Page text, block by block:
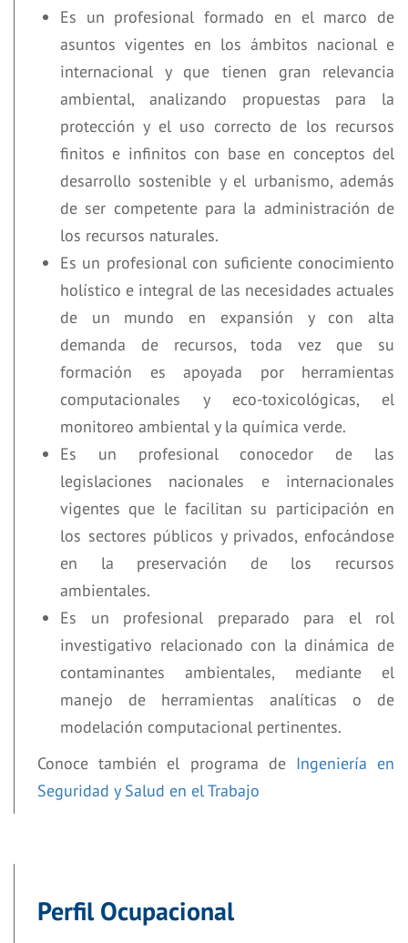
Es un profesional formado en el marco de
asuntos vigentes en los ámbitos nacional e
internacional y que tienen gran relevancia
ambiental, analizando propuestas para la
protección y el uso correcto de los recursos
finitos e infinitos con base en conceptos del
desarrollo sostenible y el urbanismo, además
de ser competente para la administración de
los recursos naturales.
Es un profesional con suficiente conocimiento
holístico e integral de las necesidades actuales
de un mundo en expansión y con alta
demanda de recursos, toda vez que su
formación es apoyada por herramientas
computacionales y eco-toxicológicas, el
monitoreo ambiental y la química verde.
Es un profesional conocedor de las
legislaciones nacionales e internacionales
vigentes que le facilitan su participación en
los sectores públicos y privados, enfocándose
en la preservación de los recursos
ambientales.
Es un profesional preparado para el rol
investigativo relacionado con la dinámica de
contaminantes ambientales, mediante el
manejo de herramientas analíticas o de
modelación computacional pertinentes.
Conoce también el programa de Ingeniería en
Seguridad y Salud en el Trabajo
Perfil Ocupacional